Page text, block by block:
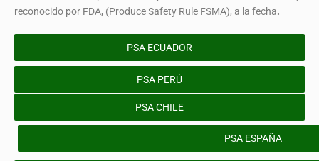
reconocido por FDA, (Produce Safety Rule FSMA), a la fecha.
PSA ECUADOR
PSA PERÚ
PSA CHILE
PSA ESPAÑA